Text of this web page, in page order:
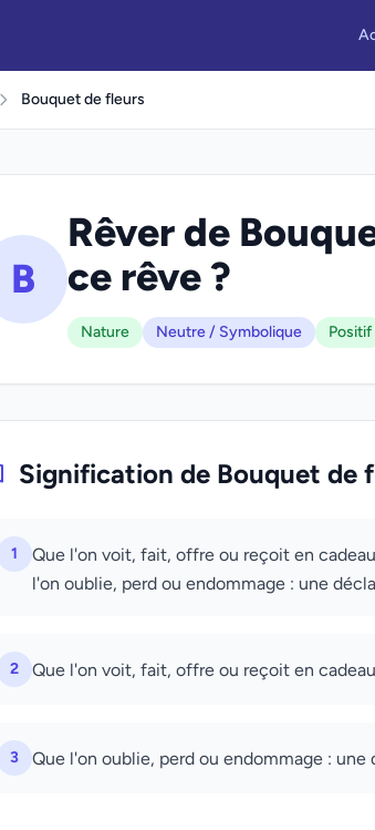
Bouquet de fleurs
B
Rêver de
ce rêve ?
Nature Neutre / Symbolique Positif
Signification de Bouquet de
1
Que l'on voit, fait, offre ou reçoit en
l'on oublie, perd ou endommage : une
2 Que l'on voit, fait, offre ou reçoit en
3 Que l'on oublie, perd ou endommage :